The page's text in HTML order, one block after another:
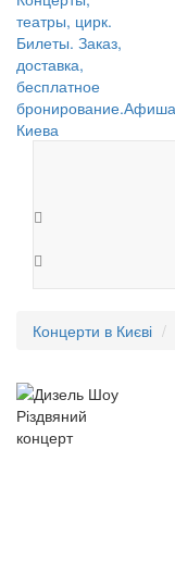
Концерти в Києві